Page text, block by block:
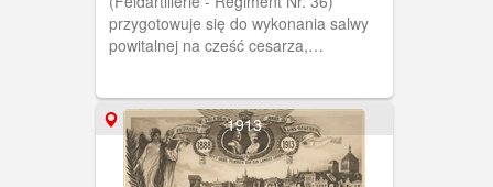
przygotowuje się do wykonania salwy
powitalnej na cześć cesarza,
stycznia. Pułk ten stacjonował w
Gdańsku i wchodził w skład 17.
Korpusu Armijnego.
1913